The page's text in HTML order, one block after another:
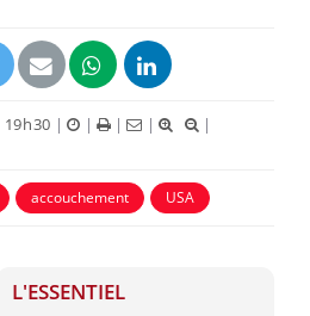
| | | |
|
accouchement USA
L'ESSENTIEL